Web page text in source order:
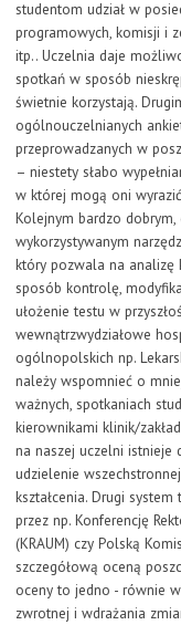
studentom udział w
programowych, komisji i
itp.. Uczelnia daje
spotkań w sposób
świetnie korzystają.
ogólnouczelnianych
przeprowadzanych w
– niestety słabo
w której mogą oni
Kolejnym bardzo
wykorzystywanym
który pozwala na analizę
sposób kontrolę,
ułożenie testu w
wewnątrzwydziałowe
ogólnopolskich np.
należy wspomnieć o
ważnych, spotkaniach
kierownikami klinik/
na naszej uczelni istnieje
udzielenie
kształcenia. Drugi
przez np. Konferencję
(KRAUM) czy Polską
szczegółową oceną
oceny to jedno - równie
zwrotnej i wdrażania